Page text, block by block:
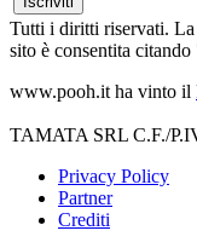
Tutti i diritti riservati. La
sito è consentita
www.pooh.it ha vinto il
TAMATA SRL C.F./
Privacy Policy
Partner
Crediti